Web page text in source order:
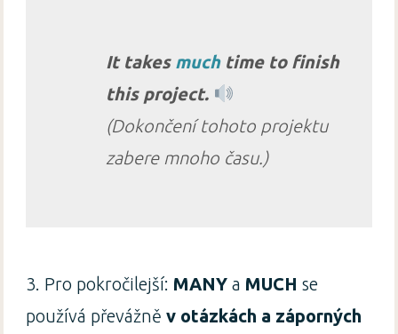
It takes muchtime to finish
this project.
(Dokončení tohoto projektu
zabere mnoho času.)
3. Pro pokročilejší: MANYa MUCHse
používá převážně v otázkách a záporných